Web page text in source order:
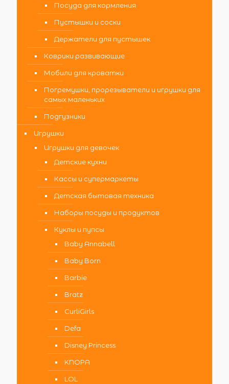
Посуда для кормления
Пустышки и соски
Держатели для пустышек
Коврики развивающие
Мобили для кроватки
Погремушки, прорезыватели и игрушки для
самых маленьких
Подгузники
Игрушки
Игрушки для девочек
Детские кухни
Кассы и супермаркеты
Детская бытовая техника
Наборы посуды и продуктов
Куклы и пупсы
Baby Annabell
Baby Born
Barbie
Bratz
CurliGirls
Defa
Disney Princess
KNOPA
LOL